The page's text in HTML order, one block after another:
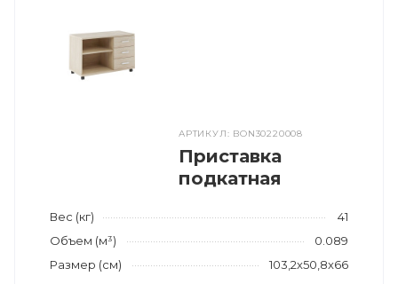
АРТИКУЛ: BON30220008
Приставка
подкатная
Вес (кг)
41
Объем (м³)
0.089
Размер (см)
103,2x50,8x66